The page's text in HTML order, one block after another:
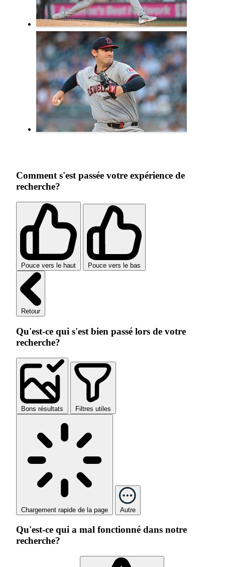
Comment s'est passée votre expérience de
recherche?
Pouce vers le haut Pouce vers le bas
Retour
Qu'est-ce qui s'est bien passé lors de votre
recherche?
Bons résultats Filtres utiles
Chargement rapide de la page Autre
Qu'est-ce qui a mal fonctionné dans notre
recherche?